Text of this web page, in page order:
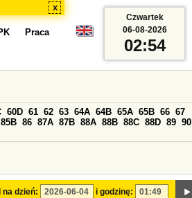
x
Praca
na dzień: i godzinę:
60D 61 62 63 64A 64B 65A 65B 66 67
85B 86 87A 87B 88A 88B 88C 88D 89 90
Czwartek
06-08-2026
02:54